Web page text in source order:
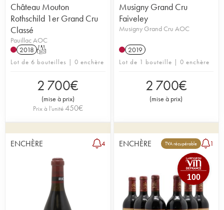
Château Mouton
Rothschild 1er Grand Cru
Classé
Pauillac AOC
2018 T
Lot de 6 bouteilles | 0 enchère
2 700€
(mise à prix)
Prix à l'unité450€
Musigny Grand Cru
Faiveley
Musigny Grand Cru AOC
2019
Lot de 1 bouteille | 0 enchère
2 700€
(mise à prix)
ENCHÈRE 4 ENCHÈRE TVA récupérable 1
100